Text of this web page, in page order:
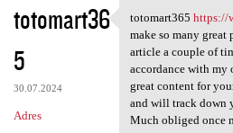
totomart36
5
30.07.2024
Adres
totomart365
totomart365 https://
make so many great
article a couple of
accordance with my
great content for
and will track down
Much obliged once